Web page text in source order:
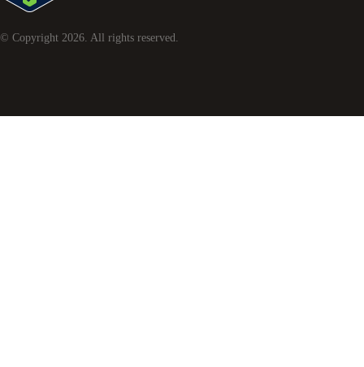
© Copyright 2026 . All rights reserved.